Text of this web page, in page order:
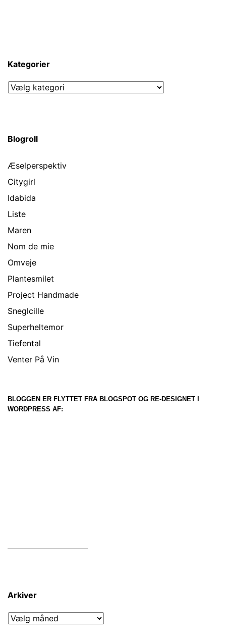
Kategorier
Kategorier
Blogroll
Æselperspektiv
Citygirl
Idabida
Liste
Maren
Nom de mie
Omveje
Plantesmilet
Project Handmade
Sneglcille
Superheltemor
Tiefental
Venter På Vin
BLOGGEN ER FLYTTET FRA BLOGSPOT OG RE-DESIGNET I
WORDPRESS AF:
Arkiver
Arkiver